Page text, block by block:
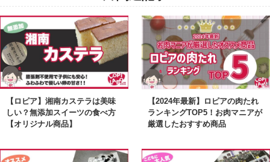
【ロピア】湘南カステラは美味
しい？無添加スイーツの食べ方
【オリジナル商品】
【2024年最新】ロピアの肉たれ
ランキングTOP5！お肉マニアが
厳選したおすすめ商品